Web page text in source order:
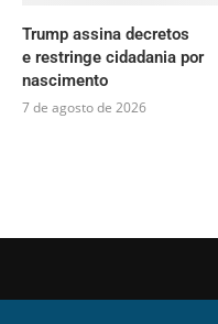
Trump assina decretos
e restringe cidadania por
nascimento
7 de agosto de 2026